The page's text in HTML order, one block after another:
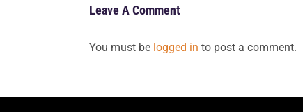
Leave A Comment
You must be logged in to post a comment.